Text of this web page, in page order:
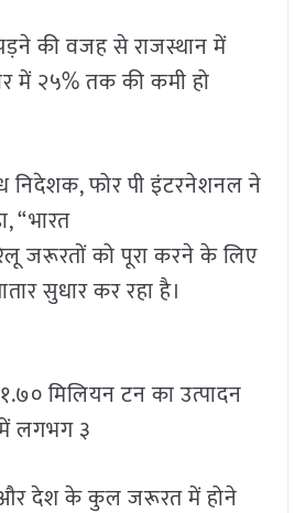
की वजह से राजस्थान में
में २५% तक की कमी हो
निदेशक, फोर पी इंटरनेशनल ने
“भारत
जरूरतों को पूरा करने के लिए
सुधार कर रहा है।
मिलियन टन का उत्पादन
लगभग ३
और देश के कुल जरूरत में होने